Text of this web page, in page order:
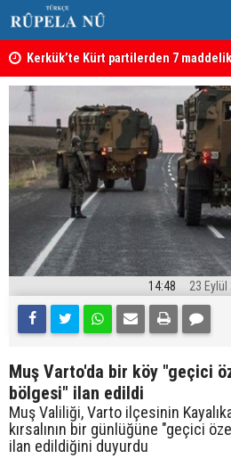
Kerkük’te Kürt partilerden 7
14:48 23 Eylül
Muş Varto'da bir köy "geçici
bölgesi" ilan edildi
Muş Valiliği, Varto ilçesinin
kırsalının bir günlüğüne "geçici
ilan edildiğini duyurdu